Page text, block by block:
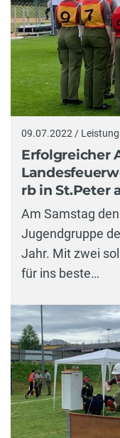
09.07.2022 /
Erfolgreicher
rb in St.Peter
Am Samstag
Jugendgruppe
Jahr. Mit zwei
für ins beste…